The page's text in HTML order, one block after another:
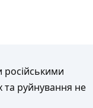
російськими
та руйнування не